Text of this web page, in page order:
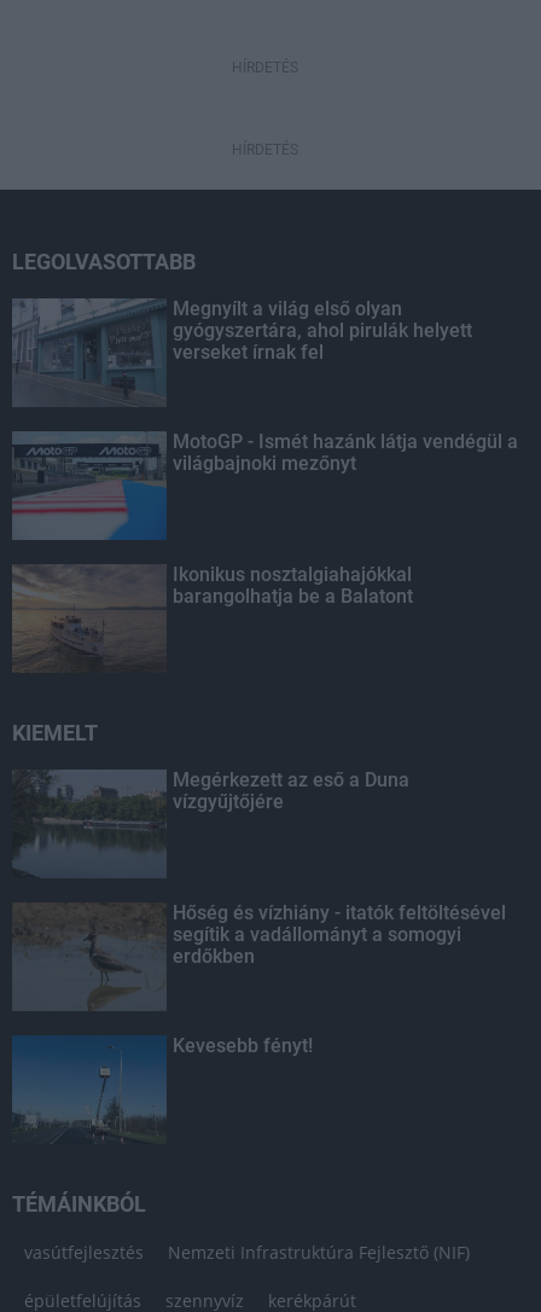
HÍRDETÉS
HÍRDETÉS
LEGOLVASOTTABB
Megnyílt a világ első olyan
gyógyszertára, ahol pirulák helyett
verseket írnak fel
MotoGP - Ismét hazánk látja vendégül a
világbajnoki mezőnyt
Ikonikus nosztalgiahajókkal
barangolhatja be a Balatont
KIEMELT
Megérkezett az eső a Duna
vízgyűjtőjére
Hőség és vízhiány - itatók feltöltésével
segítik a vadállományt a somogyi
erdőkben
Kevesebb fényt!
TÉMÁINKBÓL
vasútfejlesztés Nemzeti Infrastruktúra Fejlesztő (NIF)
épületfelújítás szennyvíz kerékpárút